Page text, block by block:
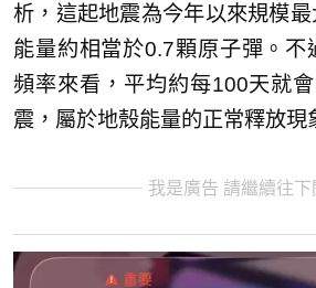
析，這起地震為今年以來規模
能量約相當於0.7顆原子彈。不
頻率來看，平均約每100天就
震，屬於地殼能量的正常釋放現
我是廣告 請繼續往下